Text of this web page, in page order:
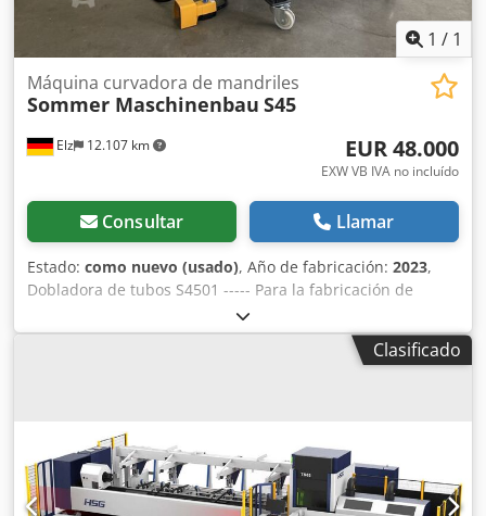
1 / 1
Elz 12.107 km
Máquina curvadora de mandriles
Sommer Maschinenbau S45
EUR 48.000
EXW VB IVA no incluído
Consultar Llamar
Estado: como nuevo (usado), Año de fabricación: 2023,
Dobladora de tubos S4501 ----- Para la fabricación de
geometrías de tubos con radios de curvatura a partir de
1,5xD → Capacidad máxima de doblado de tubo: 42,4 x
3,25 mm (acero máx. Re 240 N/mm²) → Capacidad máxima
N/mm²) → Potencia total conectada: 3 kW → Longitud
máxima de avance de tubo aprox. 1,5 m Construcción
robusta y duradera en acero. Accionamiento servo sin
mantenimiento para los ejes de doblado, avance y
Clasificado